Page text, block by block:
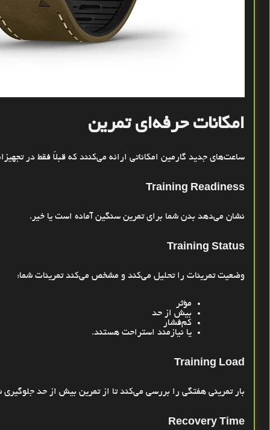
امکانات حرفه‌ای تمرین
ساعت‌های جدید گارمین امکاناتی ارائه می‌کنند که قبلاً فقط در
Training Readiness
نشان می‌دهد بدن شما برای تمرین سنگین آماده است یا خیر .
Training Status
وضعیت تمرینات را تحلیل می‌کند و مشخص می‌کند تمرینات شما:
مؤثر
بیش از حد
کم‌فشار
یا نیازمند استراحت هستند.
Training Load
بار تمرینی هفتگی را بررسی می‌کند تا از تمرین بیش از حد
Recovery Time